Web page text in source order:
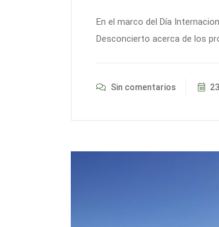
En el marco del Día
Desconcierto acerca de los
Sin comentarios